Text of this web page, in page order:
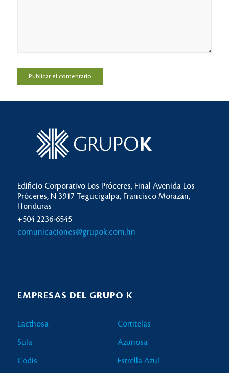
Edificio Corporativo Los Próceres, Final Avenida Los
Próceres, N 3917 Tegucigalpa, Francisco Morazán,
Honduras
+504 2236-6545
comunicaciones@grupok.com.hn
EMPRESAS DEL GRUPO K
Lacthosa
Sula
Codis
Cortitelas
Azunosa
Estrella Azul